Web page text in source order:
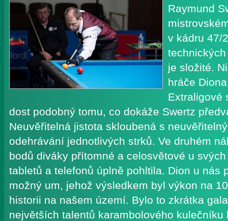
Raymund
v kádru 47/
je složité.
hráče
Extraligové
dost podobný tomu, co dokáže Swertz
Neuvěřitelná jistota skloubená s
odehrávání jednotlivých strků. Ve druhém
bodů diváky přítomné a celosvětové u
tabletů a telefonů úplně pohltila. Dion u nás
možný um, jehož výsledkem byl výkon na
historii na našem území. Bylo to zkrátka
největších talentů karambolového kulečníku